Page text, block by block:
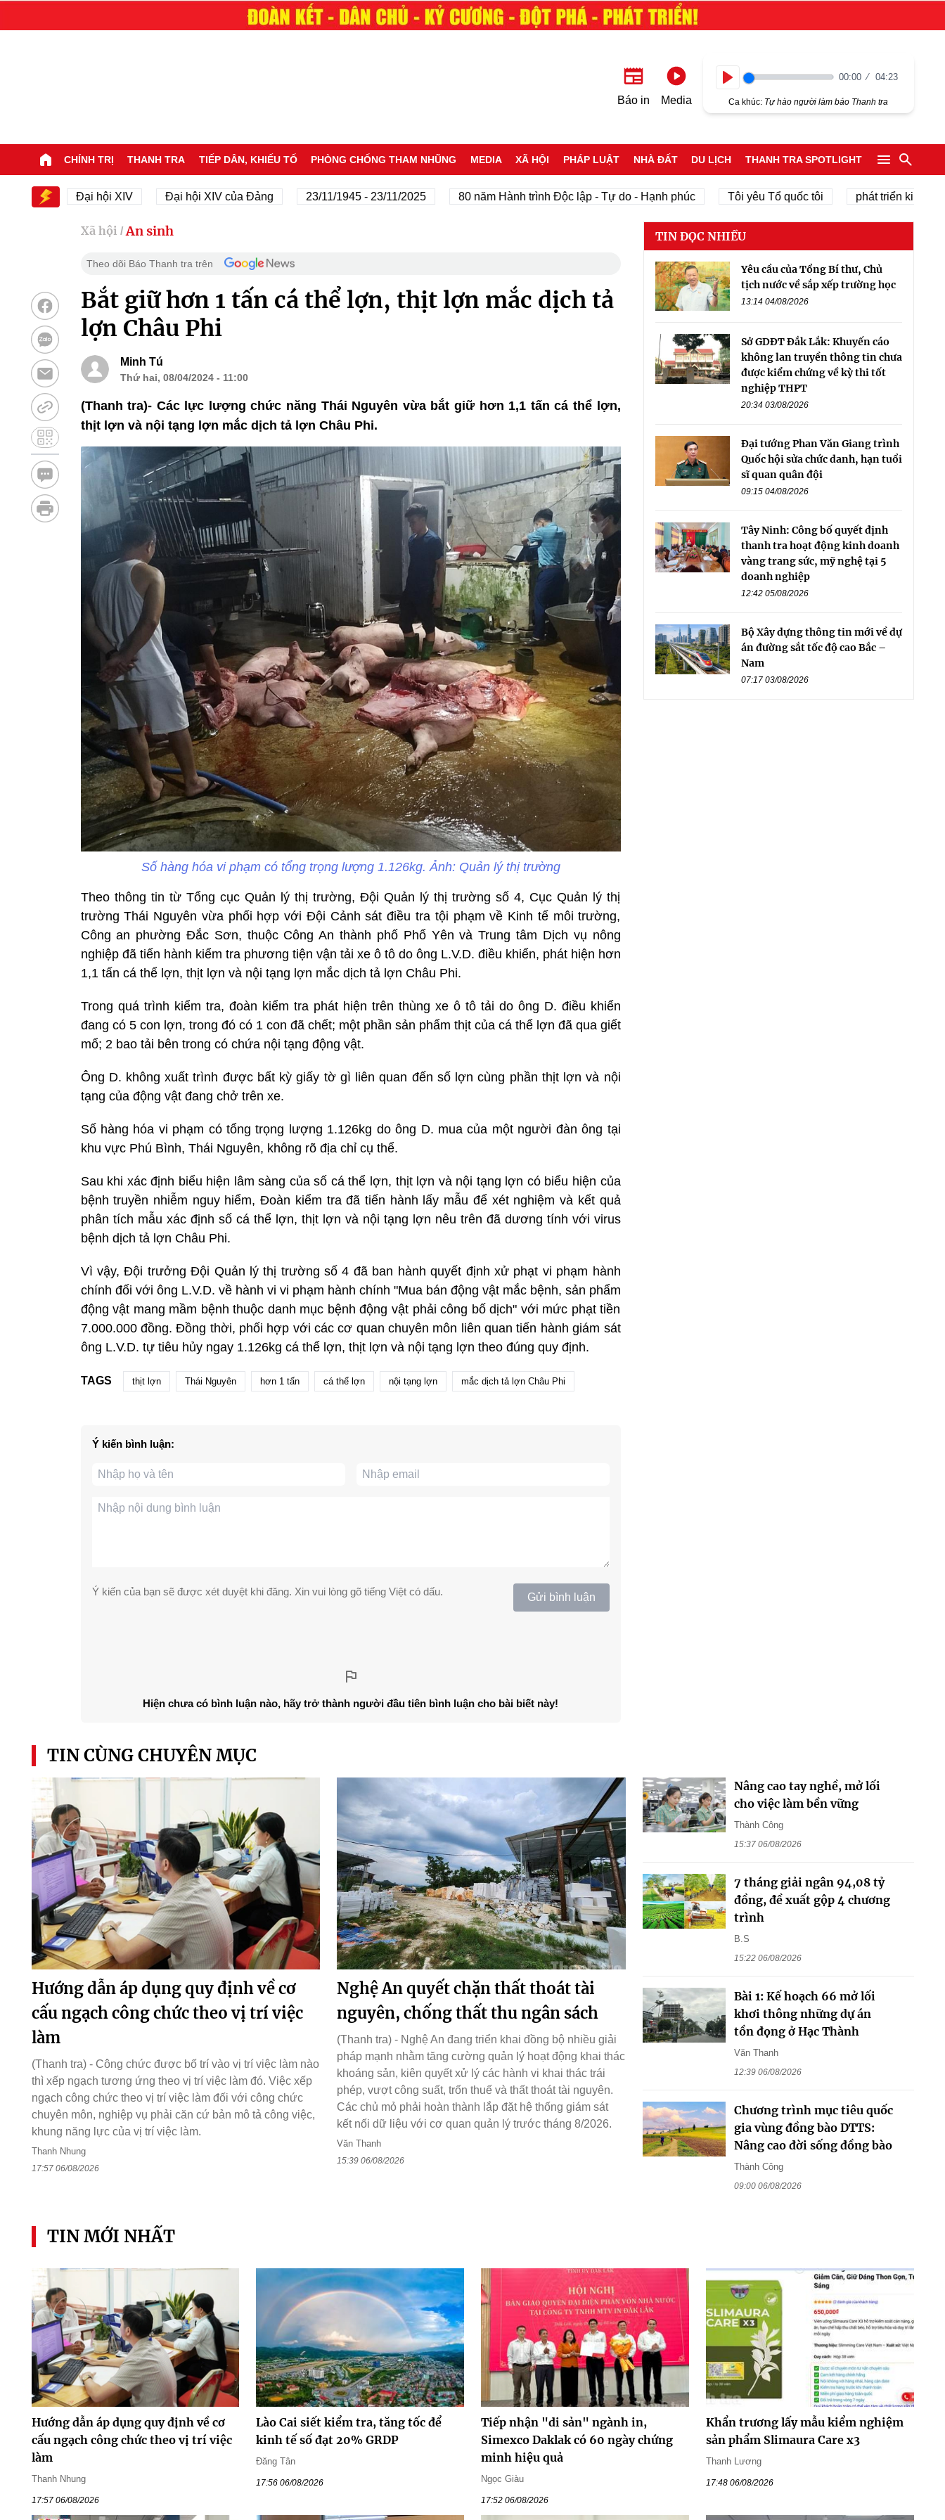
Báo in Media
00:00 04:23
Ca khúc: Tự hào người làm báo Thanh tra
CHÍNH TRỊ THANH TRA TIẾP DÂN, KHIẾU TỐ PHÒNG CHỐNG THAM NHŨNG MEDIA XÃ HỘI PHÁP LUẬT NHÀ ĐẤT DU LỊCH THANH TRA SPOTLIGHT
Đại hội XIV Đại hội XIV của Đảng 23/11/1945 - 23/11/2025 80 năm Hành trình Độc lập - Tự do - Hạnh phúc Tôi yêu Tổ quốc tôi phát triển kinh tế tư nhân
Xã hội / An sinh
Theo dõi Báo Thanh tra trên
Bắt giữ hơn 1 tấn cá thể lợn, thịt lợn mắc dịch tả
lợn Châu Phi
Minh Tú
Thứ hai, 08/04/2024 - 11:00
(Thanh tra)- Các lực lượng chức năng Thái Nguyên vừa bắt giữ hơn 1,1 tấn cá thể lợn,
thịt lợn và nội tạng lợn mắc dịch tả lợn Châu Phi.
Số hàng hóa vi phạm có tổng trọng lượng 1.126kg. Ảnh: Quản lý thị trường
Theo thông tin từ Tổng cục Quản lý thị trường, Đội Quản lý thị trường số 4, Cục Quản lý thị
trường Thái Nguyên vừa phối hợp với Đội Cảnh sát điều tra tội phạm về Kinh tế môi trường,
Công an phường Đắc Sơn, thuộc Công An thành phố Phổ Yên và Trung tâm Dịch vụ nông
nghiệp đã tiến hành kiểm tra phương tiện vận tải xe ô tô do ông L.V.D. điều khiển, phát hiện hơn
1,1 tấn cá thể lợn, thịt lợn và nội tạng lợn mắc dịch tả lợn Châu Phi.
Trong quá trình kiểm tra, đoàn kiểm tra phát hiện trên thùng xe ô tô tải do ông D. điều khiển
đang có 5 con lợn, trong đó có 1 con đã chết; một phần sản phẩm thịt của cá thể lợn đã qua giết
mổ; 2 bao tải bên trong có chứa nội tạng động vật.
Ông D. không xuất trình được bất kỳ giấy tờ gì liên quan đến số lợn cùng phần thịt lợn và nội
tạng của động vật đang chở trên xe.
Số hàng hóa vi phạm có tổng trọng lượng 1.126kg do ông D. mua của một người đàn ông tại
khu vực Phú Bình, Thái Nguyên, không rõ địa chỉ cụ thể.
Sau khi xác định biểu hiện lâm sàng của số cá thể lợn, thịt lợn và nội tạng lợn có biểu hiện của
bệnh truyền nhiễm nguy hiểm, Đoàn kiểm tra đã tiến hành lấy mẫu để xét nghiệm và kết quả
phân tích mẫu xác định số cá thể lợn, thịt lợn và nội tạng lợn nêu trên đã dương tính với virus
bệnh dịch tả lợn Châu Phi.
Vì vậy, Đội trưởng Đội Quản lý thị trường số 4 đã ban hành quyết định xử phạt vi phạm hành
chính đối với ông L.V.D. về hành vi vi phạm hành chính "Mua bán động vật mắc bệnh, sản phẩm
động vật mang mầm bệnh thuộc danh mục bệnh động vật phải công bố dịch" với mức phạt tiền
7.000.000 đồng. Đồng thời, phối hợp với các cơ quan chuyên môn liên quan tiến hành giám sát
ông L.V.D. tự tiêu hủy ngay 1.126kg cá thể lợn, thịt lợn và nội tạng lợn theo đúng quy định.
TAGS thịt lợn Thái Nguyên hơn 1 tấn cá thể lợn nội tạng lợn mắc dịch tả lợn Châu Phi
Ý kiến bình luận:
Ý kiến của bạn sẽ được xét duyệt khi đăng. Xin vui lòng gõ tiếng Việt có dấu. Gửi bình luận
Hiện chưa có bình luận nào, hãy trở thành người đầu tiên bình luận cho bài biết này!
TIN ĐỌC NHIỀU
Yêu cầu của Tổng Bí thư, Chủ
tịch nước về sắp xếp trường học
13:14 04/08/2026
Sở GDĐT Đắk Lắk: Khuyến cáo
không lan truyền thông tin chưa
được kiểm chứng về kỳ thi tốt
nghiệp THPT
20:34 03/08/2026
Đại tướng Phan Văn Giang trình
Quốc hội sửa chức danh, hạn tuổi
sĩ quan quân đội
09:15 04/08/2026
Tây Ninh: Công bố quyết định
thanh tra hoạt động kinh doanh
vàng trang sức, mỹ nghệ tại 5
doanh nghiệp
12:42 05/08/2026
Bộ Xây dựng thông tin mới về dự
án đường sắt tốc độ cao Bắc –
Nam
07:17 03/08/2026
TIN CÙNG CHUYÊN MỤC
Hướng dẫn áp dụng quy định về cơ
cấu ngạch công chức theo vị trí việc
làm
(Thanh tra) - Công chức được bố trí vào vị trí việc làm nào
thì xếp ngạch tương ứng theo vị trí việc làm đó. Việc xếp
ngạch công chức theo vị trí việc làm đối với công chức
chuyên môn, nghiệp vụ phải căn cứ bản mô tả công việc,
khung năng lực của vị trí việc làm.
Thanh Nhung
17:57 06/08/2026
Nghệ An quyết chặn thất thoát tài
nguyên, chống thất thu ngân sách
(Thanh tra) - Nghệ An đang triển khai đồng bộ nhiều giải
pháp mạnh nhằm tăng cường quản lý hoạt động khai thác
khoáng sản, kiên quyết xử lý các hành vi khai thác trái
phép, vượt công suất, trốn thuế và thất thoát tài nguyên.
Các chủ mỏ phải hoàn thành lắp đặt hệ thống giám sát
kết nối dữ liệu với cơ quan quản lý trước tháng 8/2026.
Văn Thanh
15:39 06/08/2026
Nâng cao tay nghề, mở lối
cho việc làm bền vững
Thành Công
15:37 06/08/2026
7 tháng giải ngân 94,08 tỷ
đồng, đề xuất gộp 4 chương
trình
B.S
15:22 06/08/2026
Bài 1: Kế hoạch 66 mở lối
khơi thông những dự án
tồn đọng ở Hạc Thành
Văn Thanh
12:39 06/08/2026
Chương trình mục tiêu quốc
gia vùng đồng bào DTTS:
Nâng cao đời sống đồng bào
Thành Công
09:00 06/08/2026
TIN MỚI NHẤT
Hướng dẫn áp dụng quy định về cơ
cấu ngạch công chức theo vị trí việc
làm
Thanh Nhung
17:57 06/08/2026
Lào Cai siết kiểm tra, tăng tốc để
kinh tế số đạt 20% GRDP
Đăng Tân
17:56 06/08/2026
Tiếp nhận "di sản" ngành in,
Simexco Daklak có 60 ngày chứng
minh hiệu quả
Ngọc Giàu
17:52 06/08/2026
Khẩn trương lấy mẫu kiểm nghiệm
sản phẩm Slimaura Care x3
Thanh Lương
17:48 06/08/2026